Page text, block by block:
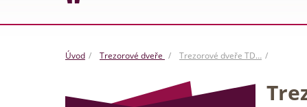
Úvod Trezorové dveře Trezorové dveře TD…